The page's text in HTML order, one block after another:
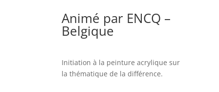
Animé par ENCQ –
Belgique
Initiation à la peinture acrylique sur
la thématique de la différence.